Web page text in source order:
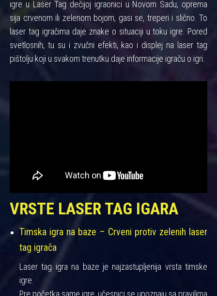
igre u Laser Tag dečijoj igraonici u Novom Sadu, oprema
sija crvenom ili zelenom bojom, gasi se, treperi i slično. To
laser tag igračima daje znake o situaciji u toku igre. Pored
svetlosnih, tu su i zvučni efekti, kao i displej na laser tag
pištolju koji u svakom trenutku daje informacije igraču o igri.
VRSTE LASER TAG IGARA
Timska igra na baze – Crveni protiv zelenih laser
tag igrača
Laser tag igra na baze je najzastupljenija vrsta timske
igre.
Pre početka same igre, učesnici se upoznaju sa pravilima